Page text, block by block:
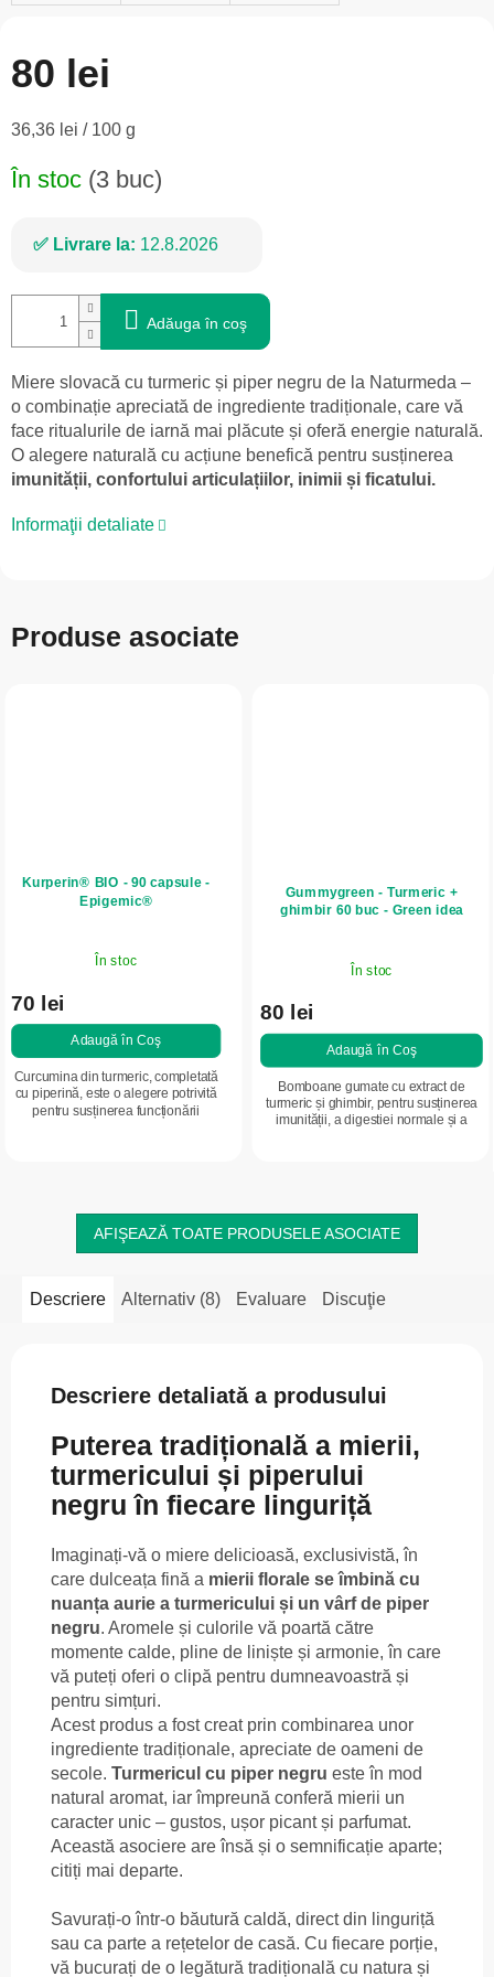
80 lei
Evaluare
36,36 lei / 100 g
În stoc (3 buc)
Livrare la: 12.8.2026
Adăuga în coş
Miere slovacă cu turmeric și piper negru de la Naturmeda –
o combinație apreciată de ingrediente tradiționale, care vă
face ritualurile de iarnă mai plăcute și oferă energie naturală.
O alegere naturală cu acțiune benefică pentru susținerea
imunității, confortului articulațiilor, inimii și ficatului.
Informaţii detaliate
Produse asociate
Kurperin® BIO - 90 capsule -
Epigemic®
În stoc
70 lei
Adaugă în Coş
Curcumina din turmeric, completată
cu piperină, este o alegere potrivită
pentru susținerea funcționării
Gummygreen - Turmeric +
ghimbir 60 buc - Green idea
În stoc
80 lei
Adaugă în Coş
Bomboane gumate cu extract de
turmeric și ghimbir, pentru susținerea
imunității, a digestiei normale și a
AFIŞEAZĂ TOATE PRODUSELE ASOCIATE
Descriere Alternativ (8) Evaluare Discuţie
Descriere detaliată a produsului
Puterea tradițională a mierii,
turmericului și piperului
negru în fiecare linguriță
Imaginați-vă o miere delicioasă, exclusivistă, în
care dulceața fină a mierii florale se îmbină cu
nuanța aurie a turmericului și un vârf de piper
negru. Aromele și culorile vă poartă către
momente calde, pline de liniște și armonie, în care
vă puteți oferi o clipă pentru dumneavoastră și
pentru simțuri.
Acest produs a fost creat prin combinarea unor
ingrediente tradiționale, apreciate de oameni de
secole. Turmericul cu piper negru este în mod
natural aromat, iar împreună conferă mierii un
caracter unic – gustos, ușor picant și parfumat.
Această asociere are însă și o semnificație aparte;
citiți mai departe.
Savurați-o într-o băutură caldă, direct din linguriță
sau ca parte a rețetelor de casă. Cu fiecare porție,
vă bucurați de o legătură tradițională cu natura și